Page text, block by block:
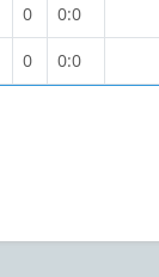
0 0:0
0 0:0